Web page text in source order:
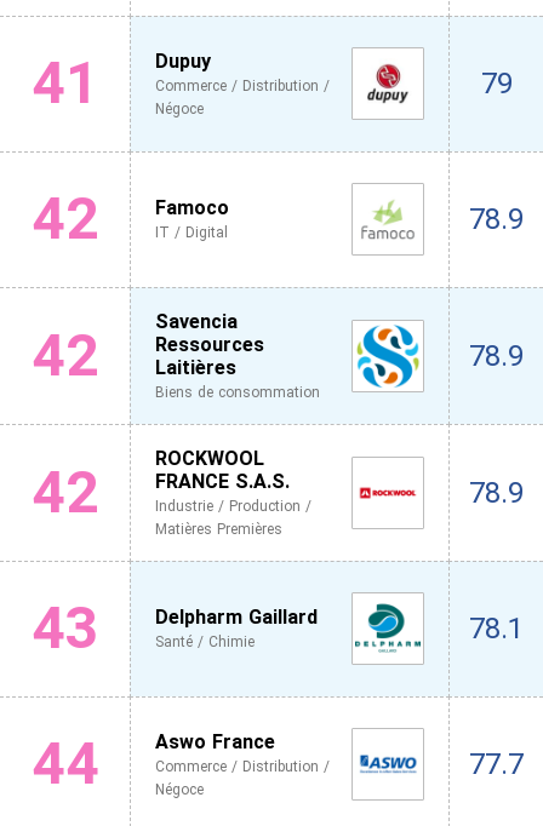
41 Dupuy
Commerce / Distribution /
Négoce
79
42 Famoco
IT / Digital 78.9
42
Savencia
Ressources
Laitières
Biens de consommation
78.9
42
ROCKWOOL
FRANCE S.A.S.
Industrie / Production /
Matières Premières
78.9
43 Delpharm Gaillard
Santé / Chimie 78.1
44 Aswo France
Commerce / Distribution /
Négoce
77.7